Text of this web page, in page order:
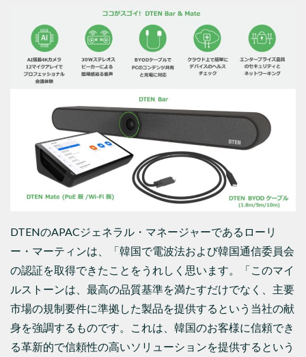
DTENのAPACジェネラル・マネージャーであるローリ
ー・マーティンは、「韓国で電波法および韓国通信委員会
の認証を取得できたことをうれしく思います。「このマイ
ルストーンは、最高の品質基準を満たすだけでなく、主要
市場の規制要件に準拠した製品を提供するという当社の献
身を強調するものです。これは、韓国のお客様に信頼でき
る革新的で信頼性の高いソリューションを提供するという